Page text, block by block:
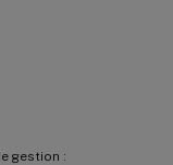
gestion :